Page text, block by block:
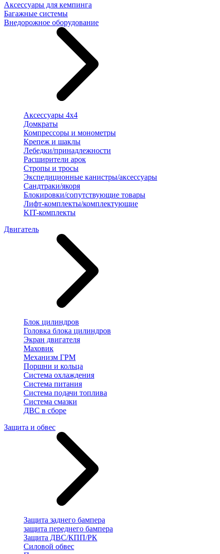
Аксессуары для кемпинга
Багажные системы
Внедорожное оборудование
Аксессуары 4х4
Домкраты
Компрессоры и монометры
Крепеж и шаклы
Лебедки/принадлежности
Расширители арок
Стропы и тросы
Экспедиционные канистры/аксессуары
Сандтраки/якоря
Блокировки/сопутствующие товары
Лифт-комплекты/комплектующие
KIT-комплекты
Двигатель
Блок цилиндров
Головка блока цилиндров
Экран двигателя
Маховик
Механизм ГРМ
Поршни и кольца
Система охлаждения
Система питания
Система подачи топлива
Система смазки
ДВС в сборе
Защита и обвес
Защита заднего бампера
защита переднего бампера
Защита ДВС/КПП/РК
Силовой обвес